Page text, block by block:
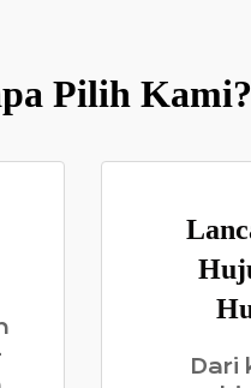
Pilih Kami?
Dari